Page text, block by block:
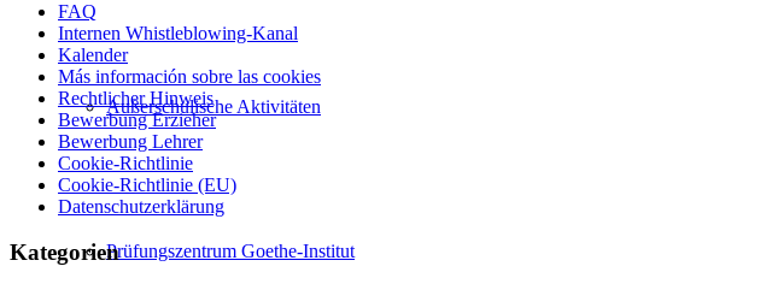
Außerschulische Aktivitäten
Prüfungszentrum Goethe-Institut
FAQ
Internen Whistleblowing-Kanal
Kalender
Más información sobre las cookies
Rechtlicher Hinweis
Bewerbung Erzieher
Bewerbung Lehrer
Cookie-Richtlinie
Cookie-Richtlinie (EU)
Datenschutzerklärung
Kategorien